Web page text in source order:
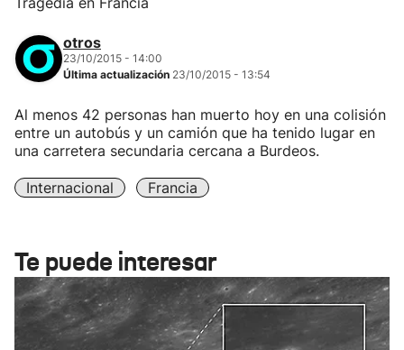
otros
23/10/2015 - 14:00
Última actualización 23/10/2015 - 13:54
Al menos 42 personas han muerto hoy en una colisión
entre un autobús y un camión que ha tenido lugar en
una carretera secundaria cercana a Burdeos.
Internacional Francia
Te puede interesar